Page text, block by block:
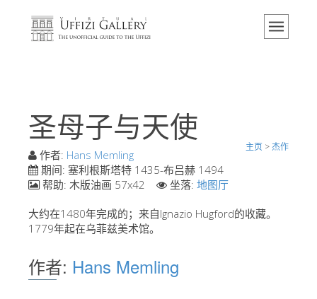
主页
活动 & 展览
游客的评论
联系我们
现在预定
圣母子与天使
主页 >杰作
作者: Hans Memling
期间: 塞利根斯塔特 1435-布吕赫 1494
帮助: 木版油画 57x42 坐落: 地图厅
大约在1480年完成的；来自Ignazio Hugford的收藏。
1779年起在乌菲兹美术馆。
作者: Hans Memling